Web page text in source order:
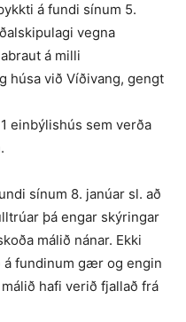
á fundi sínum 5.
vegna
á milli
húsa við Víðivang, gengt
einbýlishús sem verða
sínum 8. janúar sl. að
þá engar skýringar
málið nánar. Ekki
fundinum gær og engin
hafi verið fjallað frá